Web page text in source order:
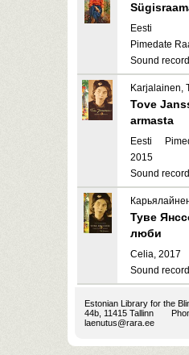
Eesti
Pimedate
Sound
Karjalainen,
Tove
armasta
Eesti
2015
Sound
Туве
люби
Celia, 2017
Sound
Estonian Library for the
44b, 11415 Tallinn
laenutus@rara.ee